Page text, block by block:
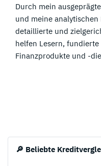
Durch mein
und meine
detaillierte und
helfen Lesern,
Finanzprodukte und -
🔎 Beliebte